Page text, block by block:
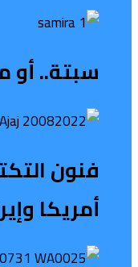
سبتة.. أو
فنون
أمريكا